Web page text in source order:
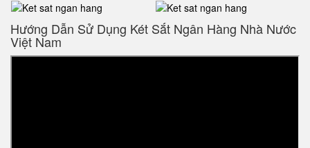
Hướng Dẫn Sử Dụng Két Sắt Ngân Hàng Nhà Nước
Việt Nam